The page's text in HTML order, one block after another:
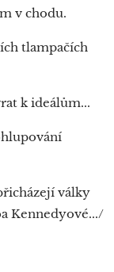
v chodu.
tlampačích
k ideálům...
války
Kennedyové.../